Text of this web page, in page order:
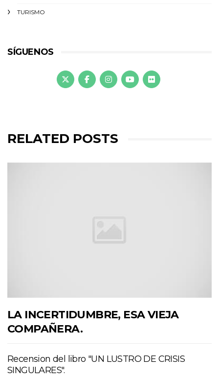
TURISMO
SÍGUENOS
RELATED POSTS
LA INCERTIDUMBRE, ESA VIEJA
COMPAÑERA.
Recension del libro "UN LUSTRO DE CRISIS
SINGULARES".